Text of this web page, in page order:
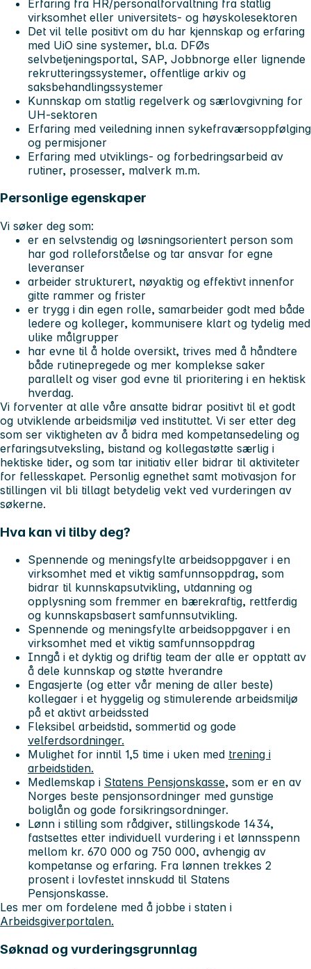
Erfaring fra HR/personalforvaltning fra statlig
virksomhet eller universitets- og høyskolesektoren
Det vil telle positivt om du har kjennskap og erfaring
med UiO sine systemer, bl.a. DFØs
selvbetjeningsportal, SAP, Jobbnorge eller lignende
rekrutteringssystemer, offentlige arkiv og
saksbehandlingssystemer
Kunnskap om statlig regelverk og særlovgivning for
UH-sektoren
Erfaring med veiledning innen sykefraværsoppfølging
og permisjoner
Erfaring med utviklings‑ og forbedringsarbeid av
rutiner, prosesser, malverk m.m.
Personlige egenskaper
Vi søker deg som:
er en selvstendig og løsningsorientert person som
har god rolleforståelse og tar ansvar for egne
leveranser
arbeider strukturert, nøyaktig og effektivt innenfor
gitte rammer og frister
er trygg i din egen rolle, samarbeider godt med både
ledere og kolleger, kommunisere klart og tydelig med
ulike målgrupper
har evne til å holde oversikt, trives med å håndtere
både rutinepregede og mer komplekse saker
parallelt og viser god evne til prioritering i en hektisk
hverdag.
Vi forventer at alle våre ansatte bidrar positivt til et godt
og utviklende arbeidsmiljø ved instituttet. Vi ser etter deg
som ser viktigheten av å bidra med kompetansedeling og
erfaringsutveksling, bistand og kollegastøtte særlig i
hektiske tider, og som tar initiativ eller bidrar til aktiviteter
for fellesskapet. Personlig egnethet samt motivasjon for
stillingen vil bli tillagt betydelig vekt ved vurderingen av
søkerne.
Hva kan vi tilby deg?
Spennende og meningsfylte arbeidsoppgaver i en
virksomhet med et viktig samfunnsoppdrag, som
bidrar til kunnskapsutvikling, utdanning og
opplysning som fremmer en bærekraftig, rettferdig
og kunnskapsbasert samfunnsutvikling.
Spennende og meningsfylte arbeidsoppgaver i en
virksomhet med et viktig samfunnsoppdrag
Inngå i et dyktig og driftig team der alle er opptatt av
å dele kunnskap og støtte hverandre
Engasjerte (og etter vår mening de aller beste)
kollegaer i et hyggelig og stimulerende arbeidsmiljø
på et aktivt arbeidssted
Fleksibel arbeidstid, sommertid og gode
velferdsordninger.
Mulighet for inntil 1,5 time i uken med trening i
arbeidstiden.
Medlemskap i Statens Pensjonskasse, som er en av
Norges beste pensjonsordninger med gunstige
boliglån og gode forsikringsordninger.
Lønn i stilling som rådgiver, stillingskode 1434,
fastsettes etter individuell vurdering i et lønnsspenn
mellom kr. 670 000 og 750 000, avhengig av
kompetanse og erfaring. Fra lønnen trekkes 2
prosent i lovfestet innskudd til Statens
Pensjonskasse.
Les mer om fordelene med å jobbe i staten i
Arbeidsgiverportalen.
Søknad og vurderingsgrunnlag